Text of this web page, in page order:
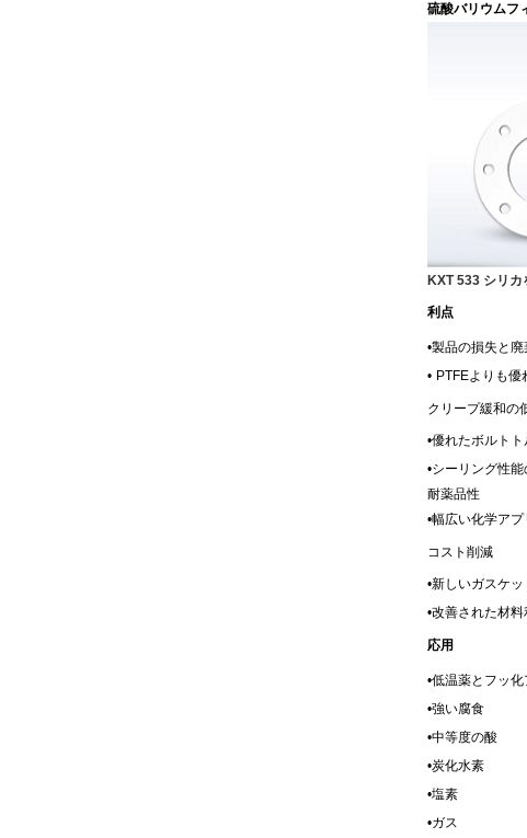
硫酸バリウムフ
KXT 533 シリカ
利点
•製品の損失と廃
• PTFEよりも優
クリープ緩和の
•優れたボルトト
•シーリング性能
耐薬品性
•幅広い化学ア
コスト削減
•新しいガスケ
•改善された材
応用
•低温薬とフッ化
•強い腐食
•中等度の酸
•炭化水素
•塩素
•ガス